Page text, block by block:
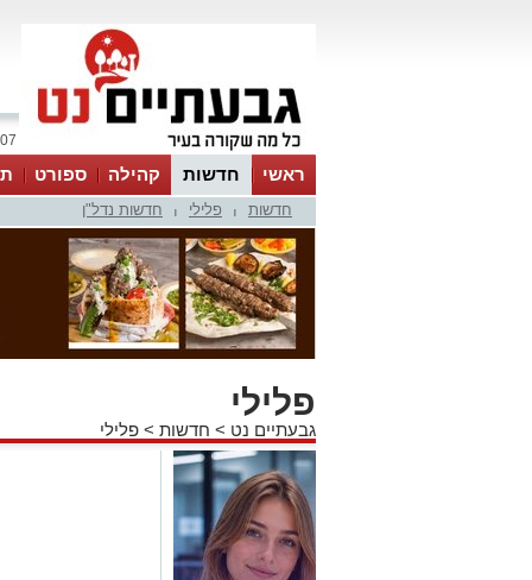
07 אוגוסט 2026 / 03:12
ראשי חדשות קהילה ספורט
חדשות פלילי חדשות נדל"ן
פלילי
גבעתיים נט > חדשות > פלילי